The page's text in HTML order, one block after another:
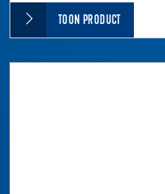
TOON PRODUCT